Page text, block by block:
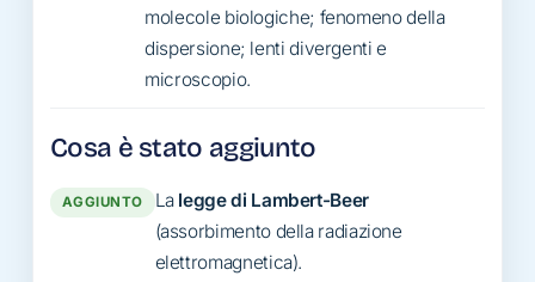
molecole biologiche; fenomeno della
dispersione; lenti divergenti e
microscopio.
Cosa è stato aggiunto
AGGIUNTO La legge di Lambert-Beer
(assorbimento della radiazione
elettromagnetica).